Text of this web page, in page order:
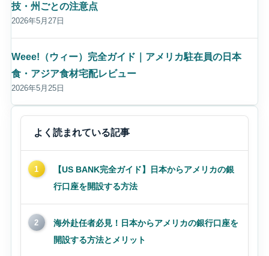
技・州ごとの注意点
2026年5月27日
Weee!（ウィー）完全ガイド｜アメリカ駐在員の日本
食・アジア食材宅配レビュー
2026年5月25日
よく読まれている記事
1
【US BANK完全ガイド】日本からアメリカの銀
行口座を開設する方法
2
海外赴任者必見！日本からアメリカの銀行口座を
開設する方法とメリット